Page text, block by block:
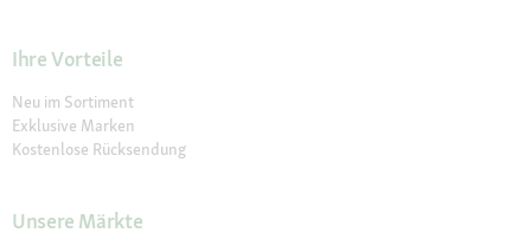
Ihre Vorteile
Neu im Sortiment
Exklusive Marken
Kostenlose Rücksendung
Unsere Märkte